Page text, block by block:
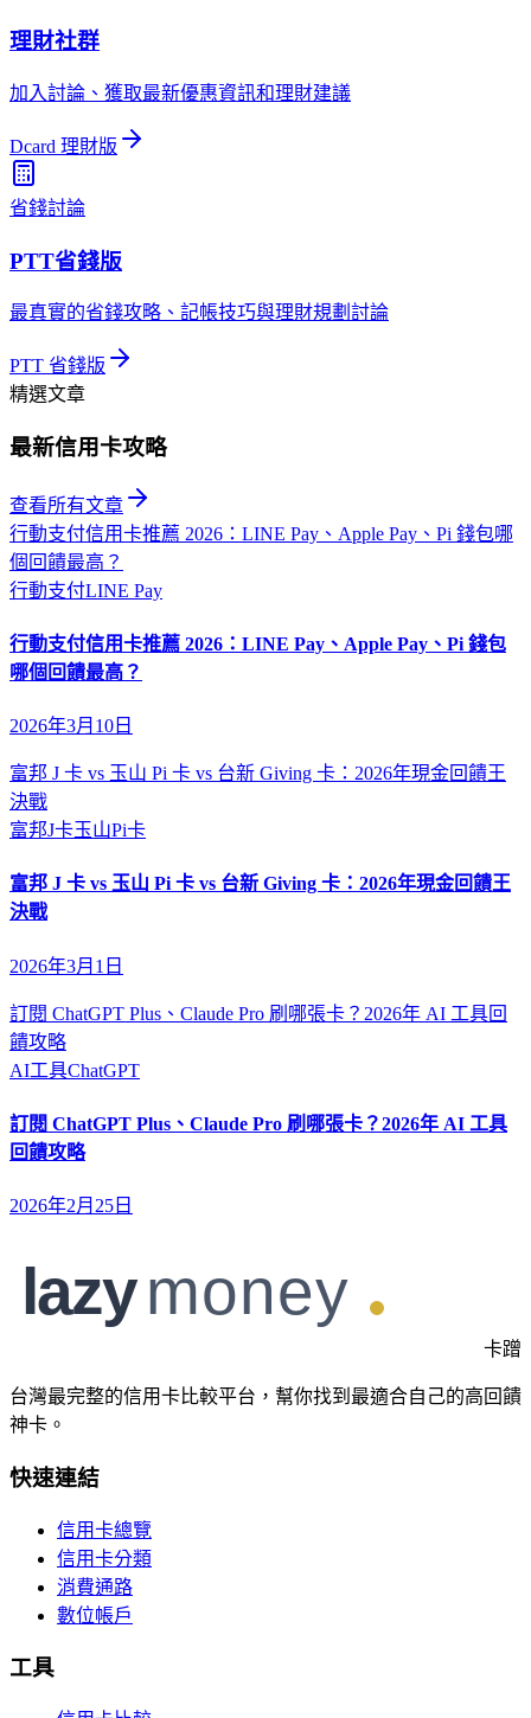
理財社群
加入討論、獲取最新優惠資訊和理財建議
Dcard 理財版
省錢討論
PTT省錢版
最真實的省錢攻略、記帳技巧與理財規劃討論
PTT 省錢版
精選文章
最新信用卡攻略
查看所有文章
行動支付信用卡推薦 2026：LINE Pay、Apple Pay、Pi 錢包哪
個回饋最高？
行動支付LINE Pay
行動支付信用卡推薦 2026：LINE Pay、Apple Pay、Pi 錢包
哪個回饋最高？
2026年3月10日
富邦 J 卡 vs 玉山 Pi 卡 vs 台新 Giving 卡：2026年現金回饋王
決戰
富邦J卡玉山Pi卡
富邦 J 卡 vs 玉山 Pi 卡 vs 台新 Giving 卡：2026年現金回饋王
決戰
2026年3月1日
訂閱 ChatGPT Plus、Claude Pro 刷哪張卡？2026年 AI 工具回
饋攻略
AI工具ChatGPT
訂閱 ChatGPT Plus、Claude Pro 刷哪張卡？2026年 AI 工具
回饋攻略
2026年2月25日
卡蹭
台灣最完整的信用卡比較平台，幫你找到最適合自己的高回饋
神卡。
快速連結
信用卡總覽
信用卡分類
消費通路
數位帳戶
工具